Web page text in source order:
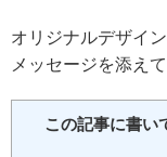
オリジナルデザイ
メッセージを添え
この記事に書い